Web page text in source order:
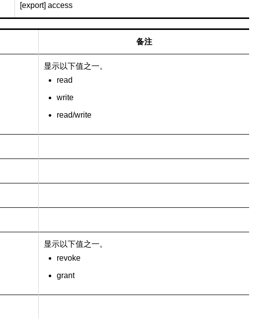
[export] access
备注
显示以下值之一。
read
write
read/write
显示以下值之一。
revoke
grant